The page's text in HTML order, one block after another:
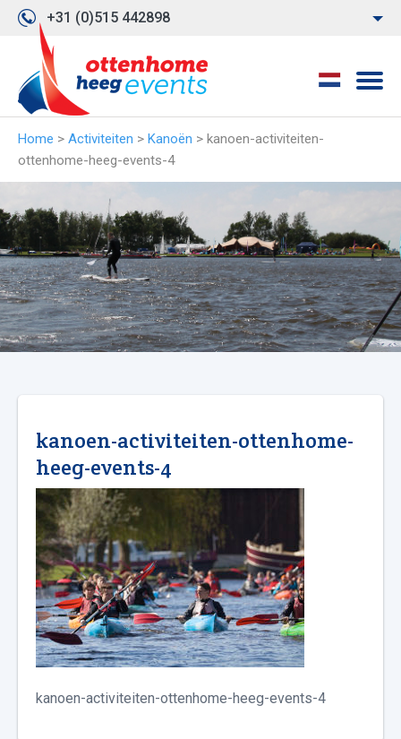
+31 (0)515 442898
Home > Activiteiten > Kanoën > kanoen-activiteiten-
ottenhome-heeg-events-4
kanoen-activiteiten-ottenhome-
heeg-events-4
kanoen-activiteiten-ottenhome-heeg-events-4